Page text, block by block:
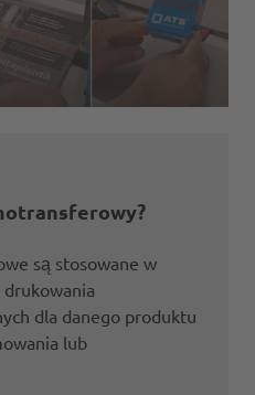
są stosowane w
dla danego produktu
lub